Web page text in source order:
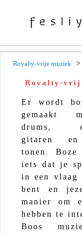
Royalty-vrije muziek
Royalty-vrij
Er wordt
gemaakt
drums,
gitaren en
tonen. Boze
iets dat je
in een vlaag
bent en
manier om
hebben te
Boos